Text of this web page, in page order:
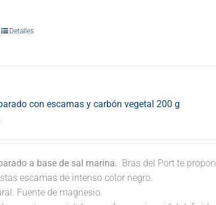
Detalles
con escamas y carbón vegetal 200 g
a base de sal marina. Bras del Port te
escamas de intenso color negro.
Fuente de magnesio.